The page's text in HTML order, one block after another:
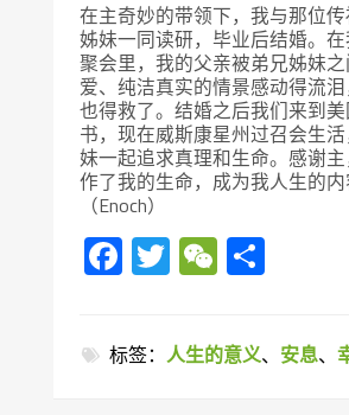
在主奇妙的带领下，我与那位
姊妹一同读研，毕业后结婚。
聚会里，我的父亲被弟兄姊妹
爱、纯洁真实的情景感动得流
也得救了。结婚之后我们来到
书，现在威斯康星州过召会生
妹一起追求真理和生命。感谢
作了我的生命，成为我人生的内
（Enoch）
Facebook
TwitterWeChat
标签：人生的意义、 安息、